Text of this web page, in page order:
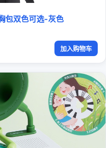
包双色可选-灰色
加入购物车